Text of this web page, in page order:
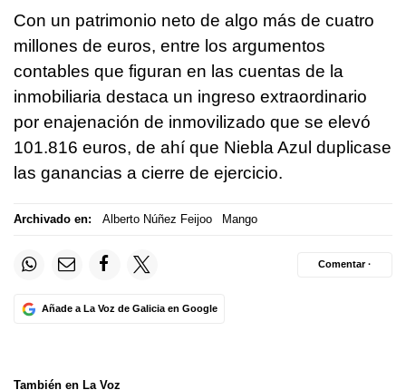
Con un patrimonio neto de algo más de cuatro
millones de euros, entre los argumentos
contables que figuran en las cuentas de la
inmobiliaria destaca un ingreso extraordinario
por enajenación de inmovilizado que se elevó
101.816 euros, de ahí que Niebla Azul duplicase
las ganancias a cierre de ejercicio.
Archivado en: Alberto Núñez Feijoo Mango
Añade a La Voz de Galicia en Google
Comentar ·
También en La Voz